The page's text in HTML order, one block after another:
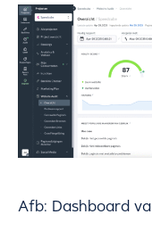
Afb: Dashboard